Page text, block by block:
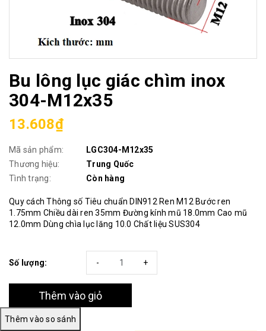
Bu lông lục giác chìm inox
304-M12x35
13.608₫
Mã sản phẩm:
LGC304-M12x35
Thương hiệu:
Trung Quốc
Tình trạng:
Còn hàng
Quy cách Thông số Tiêu chuẩn DIN912 Ren M12 Bước ren
1.75mm Chiều dài ren 35mm Đường kính mũ 18.0mm Cao mũ
12.0mm Dùng chìa lục lăng 10.0 Chất liệu SUS304
Số lượng: +
-
Thêm vào giỏ